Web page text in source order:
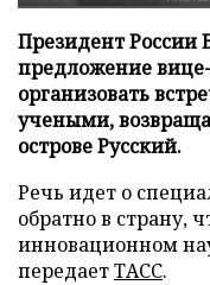
Президент
предложение
организовать
учеными,
острове Русский.
Речь идет о
обратно в страну,
инновационном
передаетТАСС.